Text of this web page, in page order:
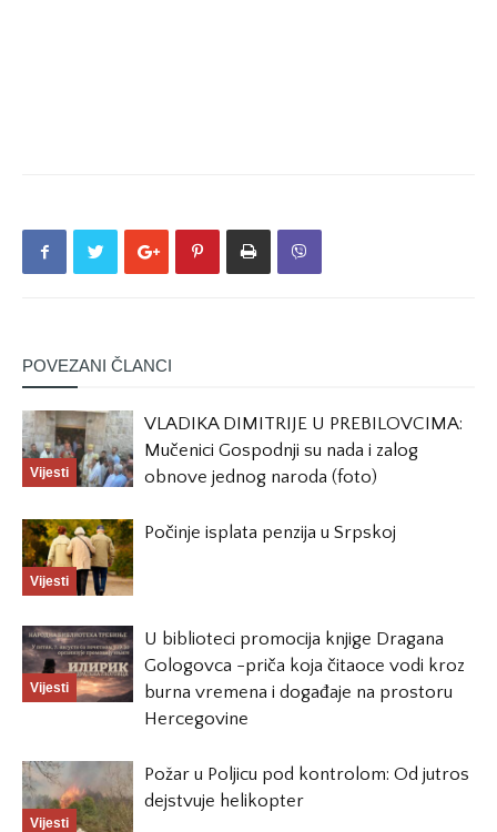
POVEZANI ČLANCI
Vijesti
VLADIKA DIMITRIJE U PREBILOVCIMA:
Mučenici Gospodnji su nada i zalog
obnove jednog naroda (foto)
Vijesti
Počinje isplata penzija u Srpskoj
Vijesti
U biblioteci promocija knjige Dragana
Gologovca -priča koja čitaoce vodi kroz
burna vremena i događaje na prostoru
Hercegovine
Vijesti
Požar u Poljicu pod kontrolom: Od jutros
dejstvuje helikopter